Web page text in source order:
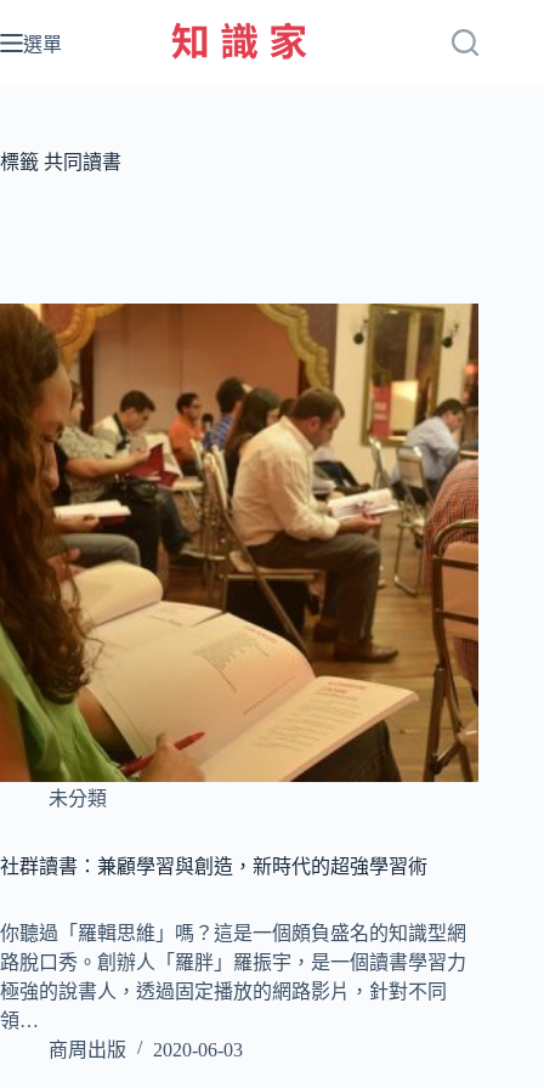
至
容
選單
標籤 共同讀書
未分類
社群讀書：兼顧學習與創造，新時代的超強學習術
你聽過「羅輯思維」嗎？這是一個頗負盛名的知識型網
路脫口秀。創辦人「羅胖」羅振宇，是一個讀書學習力
極強的說書人，透過固定播放的網路影片，針對不同
領…
商周出版
2020-06-03